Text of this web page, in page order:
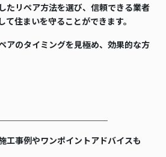
たリペア方法を選び、信頼できる業者
住まいを守ることができます。
アのタイミングを見極め、効果的な方
工事例やワンポイントアドバイスも